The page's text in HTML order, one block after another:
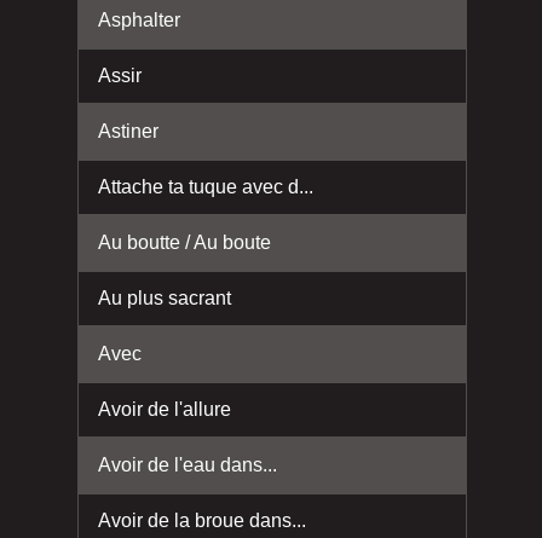
Asphalter
Assir
Astiner
Attache ta tuque avec d...
Au boutte / Au boute
Au plus sacrant
Avec
Avoir de l'allure
Avoir de l'eau dans...
Avoir de la broue dans...